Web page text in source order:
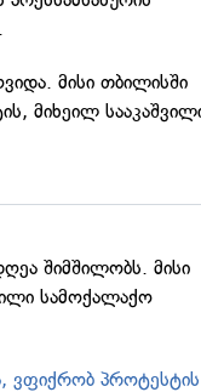
მისი თბილისში
მიხეილ
შიმშილობს. მისი
სამოქალაქო
ვფიქრობ პროტესტის